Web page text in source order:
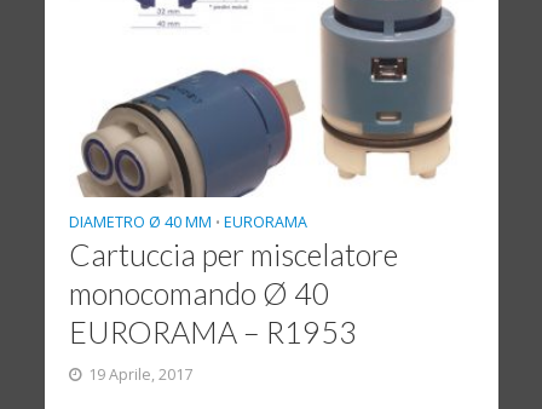
DIAMETRO Ø 40 MM • EURORAMA
Cartuccia per miscelatore
monocomando Ø 40
EURORAMA – R1953
19 Aprile, 2017